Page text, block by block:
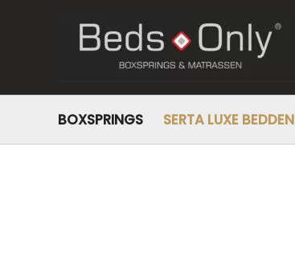
Beheer toestemming
BOXSPRINGS SERTA LUXE BEDDEN